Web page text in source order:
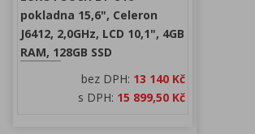
pokladna 15,6", Celeron
J6412, 2,0GHz, LCD 10,1", 4GB
RAM, 128GB SSD
bez DPH: 13 140 Kč
s DPH: 15 899,50 Kč